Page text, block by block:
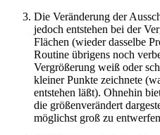
Die Veränderung der
jedoch entstehen bei der
Flächen (wieder dasselbe
Routine übrigens noch
Vergrößerung weiß oder
kleiner Punkte zeichnete
entstehen läßt). Ohnehin
die größenverändert
möglichst groß zu